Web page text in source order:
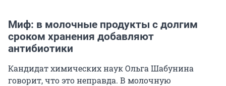
Миф: в молочные продукты с долгим
сроком хранения добавляют
антибиотики
Кандидат химических наук Ольга Шабунина
говорит, что это неправда. В молочную